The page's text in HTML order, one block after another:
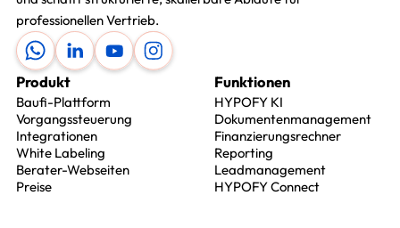
professionellen Vertrieb.
Produkt
Baufi-Plattform
Vorgangssteuerung
Integrationen
White Labeling
Berater-Webseiten
Preise
Funktionen
HYPOFY KI
Dokumentenmanagement
Finanzierungsrechner
Reporting
Leadmanagement
HYPOFY Connect